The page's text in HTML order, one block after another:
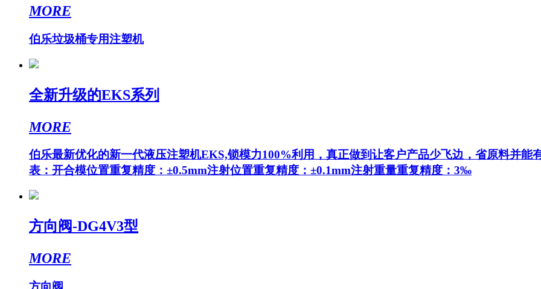
MORE
伯乐垃圾桶专用注塑机
全新升级的EKS系列
MORE
伯乐最新优化的新一代液压注塑机EKS,锁模力100%利用，真正做到让客户产品少飞边，省原料并能
表：开合模位置重复精度：±0.5mm注射位置重复精度：±0.1mm注射重量重复精度：3‰
方向阀-DG4V3型
MORE
方向阀